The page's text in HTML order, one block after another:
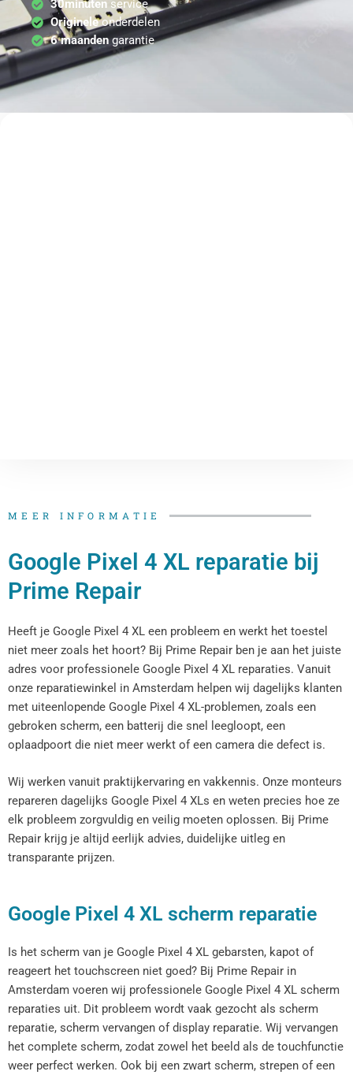
30minutenservice
Origineleonderdelen
6 maandengarantie
MEER INFORMATIE
Google Pixel 4 XL reparatie bij
Prime Repair
Heeft je Google Pixel 4 XL een probleem en werkt het toestel
niet meer zoals het hoort? Bij Prime Repair ben je aan het juiste
adres voor professionele Google Pixel 4 XL reparaties. Vanuit
onze reparatiewinkel in Amsterdam helpen wij dagelijks klanten
met uiteenlopende Google Pixel 4 XL-problemen, zoals een
gebroken scherm, een batterij die snel leegloopt, een
oplaadpoort die niet meer werkt of een camera die defect is.
Wij werken vanuit praktijkervaring en vakkennis. Onze monteurs
repareren dagelijks Google Pixel 4 XLs en weten precies hoe ze
elk probleem zorgvuldig en veilig moeten oplossen. Bij Prime
Repair krijg je altijd eerlijk advies, duidelijke uitleg en
transparante prijzen.
Google Pixel 4 XL scherm reparatie
Is het scherm van je Google Pixel 4 XL gebarsten, kapot of
reageert het touchscreen niet goed? Bij Prime Repair in
Amsterdam voeren wij professionele Google Pixel 4 XL scherm
reparaties uit. Dit probleem wordt vaak gezocht als scherm
reparatie, scherm vervangen of display reparatie. Wij vervangen
het complete scherm, zodat zowel het beeld als de touchfunctie
weer perfect werken. Ook bij een zwart scherm, strepen of een